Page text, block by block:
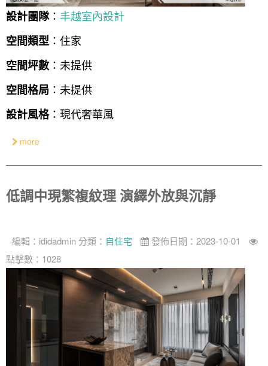
設計團隊： 丰越室內設計
空間類型 ：住家
空間坪數 ：未提供
空間格局 ：未提供
設計風格：現代奢華風
more
低調中現繁複紋理 演繹外放與沉靜
編輯： ididadmin 分類： 自住宅
發佈日期：2023-10-01
點擊數：1028
北歐
古典
鄉村
工業
奢華
251萬以上
台南 高雄
室內設計師方案
傢俱建材商方案
一般屋主方案
2房2聽 - 基本版
2房2廳 - 精裝版
3房2聽 - 基本版
3房2廳 - 精裝版
主題精選
設計知識+
國外案例
設計私房話
新北市
桃園市
新竹市
基隆市